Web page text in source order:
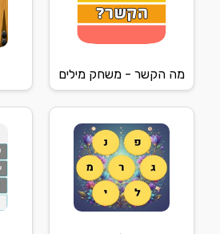
מה הקשר - משחק מילים